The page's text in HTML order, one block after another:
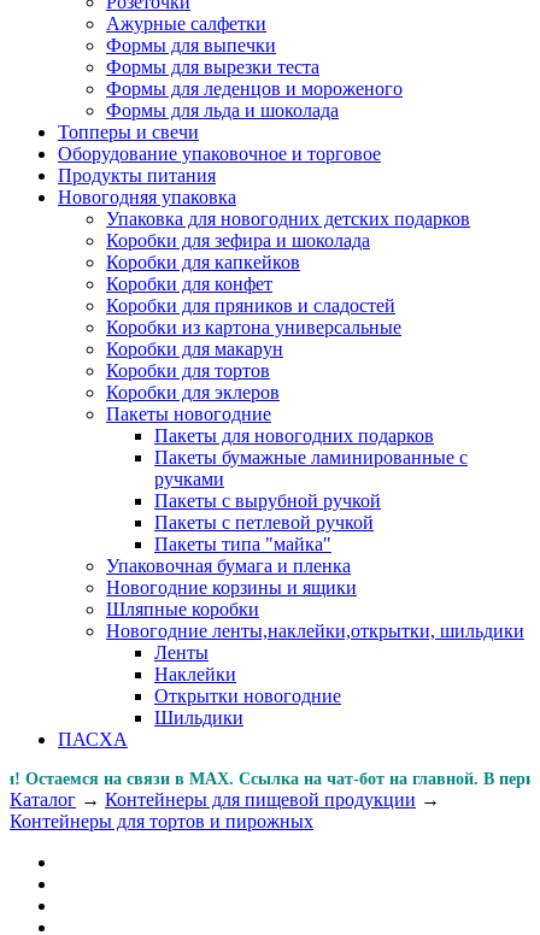
Ажурные салфетки
Формы для выпечки
Формы для вырезки теста
Формы для леденцов и мороженого
Формы для льда и шоколада
Топперы и свечи
Оборудование упаковочное и торговое
Продукты питания
Новогодняя упаковка
Упаковка для новогодних детских подарков
Коробки для зефира и шоколада
Коробки для капкейков
Коробки для конфет
Коробки для пряников и сладостей
Коробки из картона универсальные
Коробки для макарун
Коробки для тортов
Коробки для эклеров
Пакеты новогодние
Пакеты для новогодних подарков
Пакеты бумажные ламинированные с
ручками
Пакеты с вырубной ручкой
Пакеты с петлевой ручкой
Пакеты типа "майка"
Упаковочная бумага и пленка
Новогодние корзины и ящики
Шляпные коробки
Новогодние ленты,наклейки,открытки, шильдики
Ленты
Наклейки
Открытки новогодние
Шильдики
ПАСХА
на связи в MAX. Ссылка на чат-бот на главной.
Каталог → Контейнеры для пищевой продукции →
Контейнеры для тортов и пирожных